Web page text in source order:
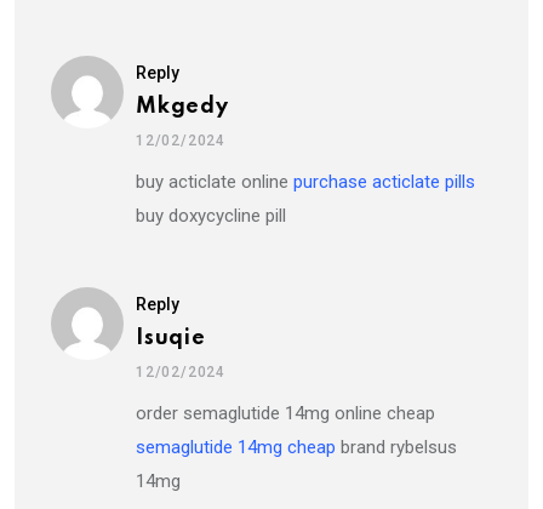
Reply
Mkgedy
12/02/2024
buy acticlate online purchase acticlate pills
buy doxycycline pill
Reply
Isuqie
12/02/2024
order semaglutide 14mg online cheap
semaglutide 14mg cheap brand rybelsus
14mg